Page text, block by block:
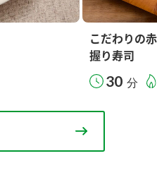
こだわりの
握り寿司
30 分